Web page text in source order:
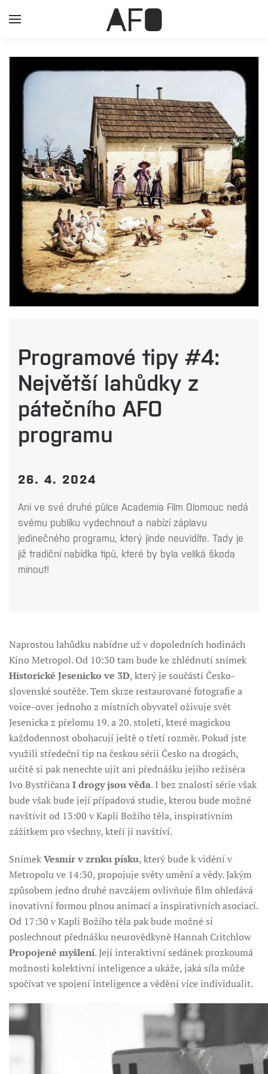
Programové tipy #4:
Největší lahůdky z
pátečního AFO
programu
26. 4. 2024
Ani ve své druhé půlce Academia Film Olomouc nedá
svému publiku vydechnout a nabízí záplavu
jedinečného programu, který jinde neuvidíte. Tady je
již tradiční nabídka tipů, které by byla veliká škoda
minout!
Naprostou lahůdku nabídne už v dopoledních hodinách
Kino Metropol. Od 10:30 tam bude ke zhlédnutí snímek
Historické Jesenicko ve 3D, který je součástí Česko-
slovenské soutěže. Tem skrze restaurované fotografie a
voice-over jednoho z místních obyvatel oživuje svět
Jesenicka z přelomu 19. a 20. století, které magickou
každodennost obohacují ještě o třetí rozměr. Pokud jste
využili středeční tip na českou sérii Česko na drogách,
určitě si pak nenechte ujít ani přednášku jejího režiséra
Ivo BystřičanaI drogy jsou věda. I bez znalosti série však
bude však bude její případová studie, kterou bude možné
navštívit od 13:00 v Kapli Božího těla, inspirativním
zážitkem pro všechny, kteří ji navštíví.
SnímekVesmír v zrnku písku, který bude k vidění v
Metropolu ve 14:30, propojuje světy umění a vědy. Jakým
způsobem jedno druhé navzájem ovlivňuje film ohledává
inovativní formou plnou animací a inspirativních asociací.
Od 17:30 v Kapli Božího těla pak bude možné si
poslechnout přednášku neurovědkyně Hannah Critchlow
Propojené myšlení. Její interaktivní sedánek prozkoumá
možnosti kolektivní inteligence a ukáže, jaká síla může
spočívat ve spojení inteligence a vědění více individualit.